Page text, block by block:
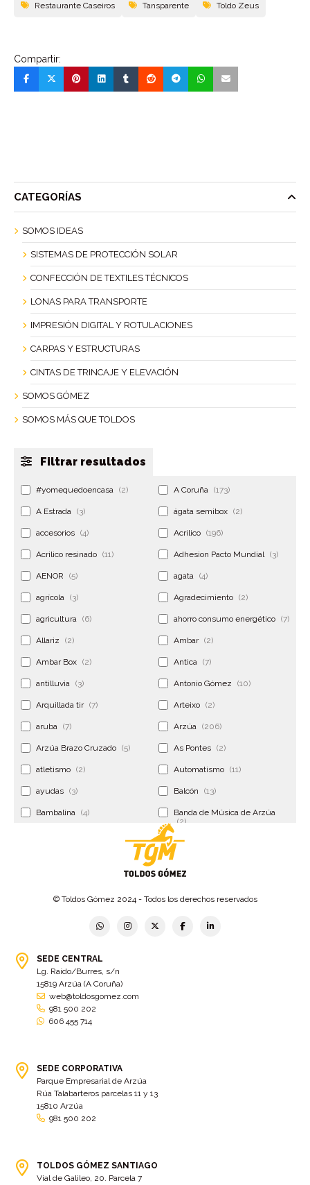
Restaurante Caseiros Tansparente Toldo Zeus
Compartir:
CATEGORÍAS
SOMOS IDEAS
SISTEMAS DE PROTECCIÓN SOLAR
CONFECCIÓN DE TEXTILES TÉCNICOS
LONAS PARA TRANSPORTE
IMPRESIÓN DIGITAL Y ROTULACIONES
CARPAS Y ESTRUCTURAS
CINTAS DE TRINCAJE Y ELEVACIÓN
SOMOS GÓMEZ
SOMOS MÁS QUE TOLDOS
Filtrar resultados
#yomequedoencasa (2) A Coruña (173)
A Estrada (3) ágata semibox (2)
accesorios (4) Acrilico (196)
Acrilico resinado (11) Adhesion Pacto Mundial (3)
AENOR (5) agata (4)
agrícola (3) Agradecimiento (2)
agricultura (6) ahorro consumo energético (7)
Allariz (2) Ambar (2)
Ambar Box (2) Antica (7)
antilluvia (3) Antonio Gómez (10)
Arquillada tir (7) Arteixo (2)
aruba (7) Arzúa (206)
Arzúa Brazo Cruzado (5) As Pontes (2)
atletismo (2) Automatismo (11)
ayudas (3) Balcón (13)
Bambalina (4)
Banda de Música de Arzúa
(2)
Banderolas
Betanzos
bolsa cac (3)
bolsa ct (3)
Bolsas de elevación
Cafe-bar Nova Xeira (2)
Calidad (4)
cambio (5)
camión (17)
© Toldos Gómez 2024 - Todos los derechos reservados
SEDE CENTRAL
Lg. Raído/Burres, s/n
15819 Arzúa (A Coruña)
web@toldosgomez.com
981 500 202
606 455 714
SEDE CORPORATIVA
Parque Empresarial de Arzúa
Rúa Talabarteros parcelas 11 y 13
15810 Arzúa
981 500 202
TOLDOS GÓMEZ SANTIAGO
Vial de Galileo, 20. Parcela 7